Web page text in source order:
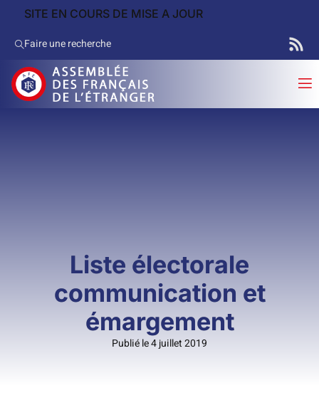
SITE EN COURS DE MISE A JOUR
Faire une recherche
Liste électorale
communication et
émargement
Publié le 4 juillet 2019